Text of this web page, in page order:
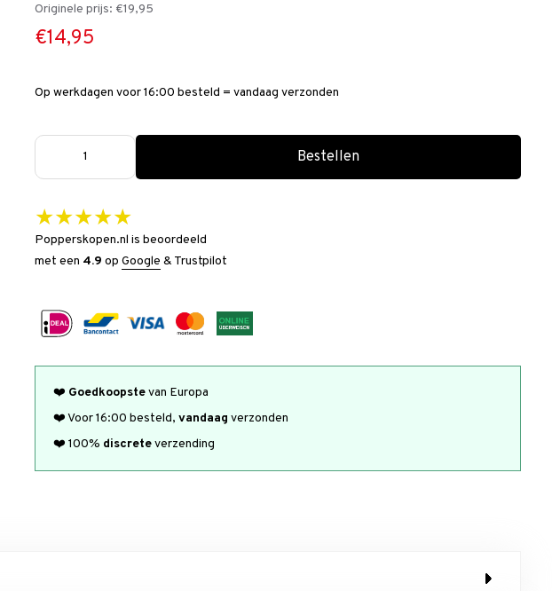
Originele prijs: €19,95
€14,95
Op werkdagen voor 16:00 besteld = vandaag verzonden
Bestellen
★★★★★
Popperskopen.nl is beoordeeld
met een 4.9 opGoogle & Trustpilot
❤️ Goedkoopstevan Europa
❤️ Voor 16:00 besteld,vandaag verzonden
❤️ 100% discreteverzending